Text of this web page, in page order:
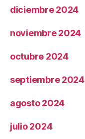
diciembre 2024
noviembre 2024
octubre 2024
septiembre 2024
agosto 2024
julio 2024